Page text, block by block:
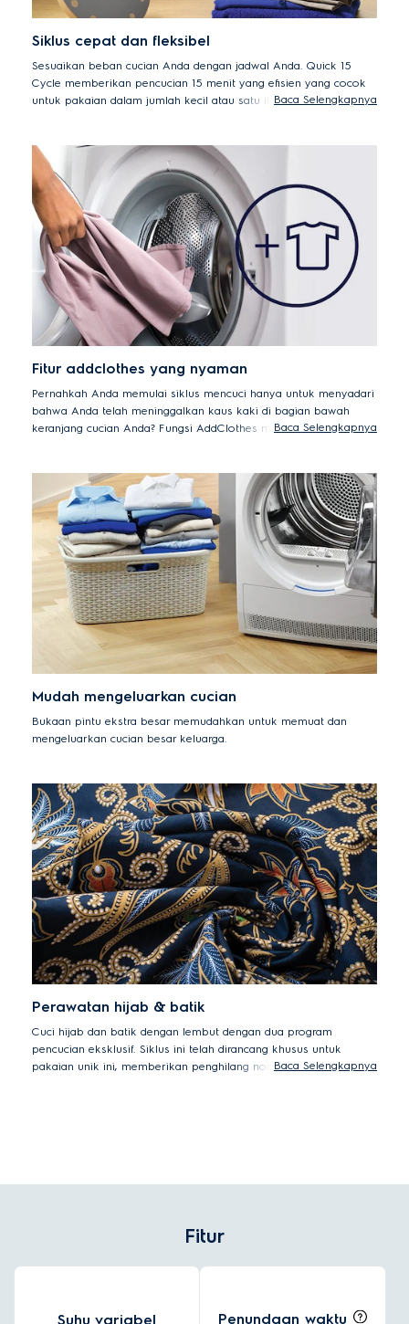
Siklus cepat dan fleksibel
Sesuaikan beban cucian Anda dengan jadwal Anda. Quick 15
Cycle memberikan pencucian 15 menit yang efisien yang cocok
untuk pakaian dalam jumlah kecil atau satu item. Program Daily
jam yang ideal.
Baca Selengkapnya
Fitur addclothes yang nyaman
Pernahkah Anda memulai siklus mencuci hanya untuk menyadari
bahwa Anda telah meninggalkan kaus kaki di bagian bawah
keranjang cucian Anda? Fungsi AddClothes memungkinkan Anda
Baca Selengkapnya
Mudah mengeluarkan cucian
Bukaan pintu ekstra besar memudahkan untuk memuat dan
mengeluarkan cucian besar keluarga.
Perawatan hijab & batik
Cuci hijab dan batik dengan lembut dengan dua program
pencucian eksklusif. Siklus ini telah dirancang khusus untuk
pakaian unik ini, memberikan penghilang noda dan perlindungan
Baca Selengkapnya
Fitur
Suhu variabel Penundaan waktu